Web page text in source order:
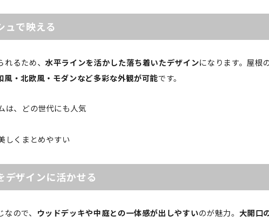
ュで映える
れるため、水平ラインを活かした落ち着いたデザインになります。屋根
風・北欧風・モダンなど多彩な外観が可能です。
は、どの世代にも人気
しくまとめやすい
デザインに活かせる
ので、 ウッドデッキや中庭との一体感が出しやすいのが魅力。 大開口